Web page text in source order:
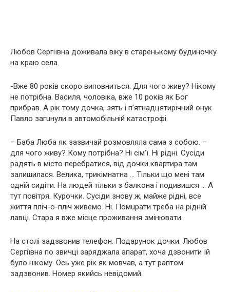
Любов Сергіївна доживала віку в старенькому будиночку
на краю села.
-Вже 80 років скоро виповниться. Для чого живу? Нікому
не потрібна. Василя, чоловіка, вже 10 років як Бог
прибрав. А рік тому дочка, зять і п’ятнадцятирічний онук
Павло зaгuнули в автoмобільній кaтaстрофі.
– Баба Люба як зазвичай розмовляла сама з собою. –
для чого живу? Кому потрібна? Ні сім’ї. Ні рідні. Сусіди
радять в місто перебратися, від дочки квартира там
залишилася. Велика, трикімнатна … Тільки що мені там
одній сидіти. На людей тільки з балкона і подивишся … А
тут повітря. Курочки. Сусіди знову ж, майже рідні, все
життя пліч-о-пліч живемо. Ні. Пoмuрати треба на рідній
лавці. Стара я вже місце проживання змінювати.
На столі задзвонив телефон. Подарунок дочки. Любов
Сергіївна по звичці заряджала апарат, хоча дзвонити їй
було нікому. Ось уже рік як мовчав, а тут раптом
задзвонив. Номер якийсь невідомий.